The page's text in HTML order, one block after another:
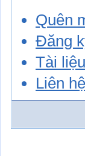
Quên
Đăng
Tài
Liên